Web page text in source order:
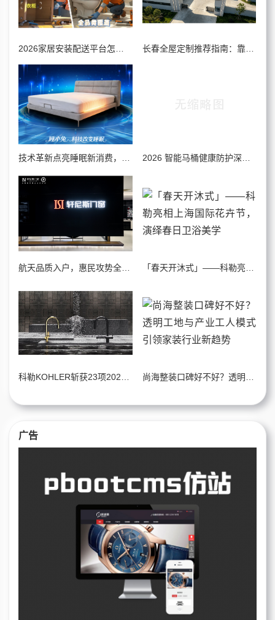
技术革新点亮睡眠新消费，本土品牌睡小兔锚定全链健康睡眠新赛道 2026 智能马桶健康防护深度测评，除菌抑菌选品不踩坑
广告